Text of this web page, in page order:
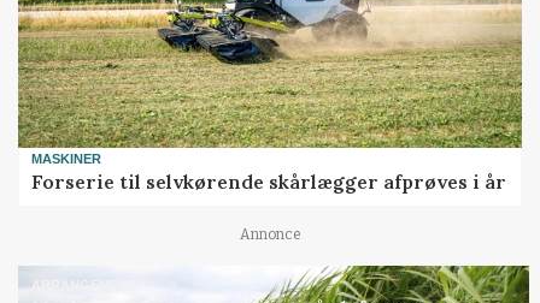
MASKINER
Forserie til selvkørende skårlægger afprøves i år
Annonce
ARRANGEMENT